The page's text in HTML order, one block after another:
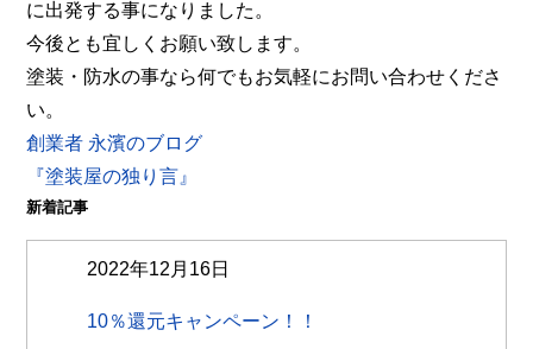
に出発する事になりました。
今後とも宜しくお願い致します。
塗装・防水の事なら何でもお気軽にお問い合わせくださ
い。
創業者 永濱のブログ
『塗装屋の独り言』
新着記事
2022年12月16日
10％還元キャンペーン！！